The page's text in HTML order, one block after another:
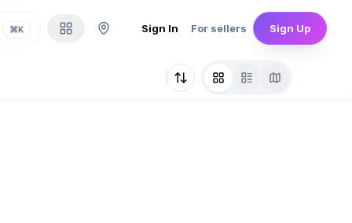
⌘K Sign In For sellers Sign Up